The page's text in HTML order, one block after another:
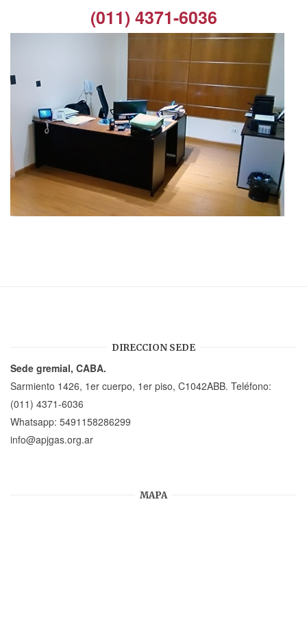
(011) 4371-6036
DIRECCION SEDE
Sede gremial, CABA.
Sarmiento 1426, 1er cuerpo, 1er piso, C1042ABB. Teléfono:
(011) 4371-6036
Whatsapp: 5491158286299
info@apjgas.org.ar
MAPA